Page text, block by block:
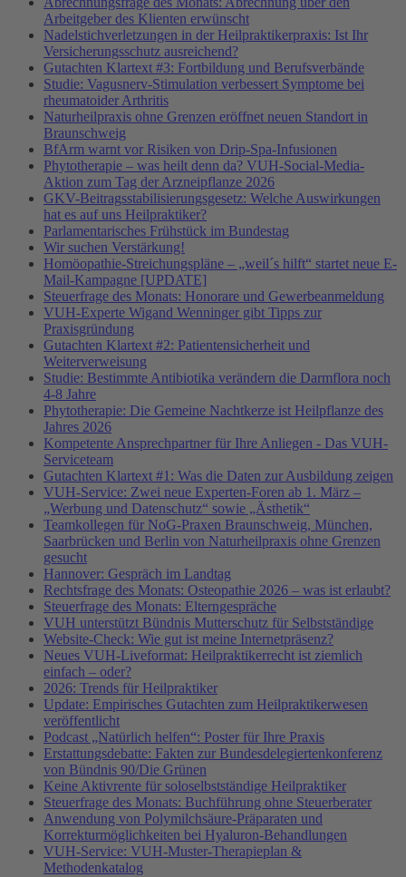
Arbeitgeber des Klienten erwünscht
Nadelstichverletzungen in der Heilpraktikerpraxis: Ist Ihr
Versicherungsschutz ausreichend?
Gutachten Klartext #3: Fortbildung und Berufsverbände
Studie: Vagusnerv-Stimulation verbessert Symptome bei
rheumatoider Arthritis
Naturheilpraxis ohne Grenzen eröffnet neuen Standort in
Braunschweig
BfArm warnt vor Risiken von Drip-Spa-Infusionen
Phytotherapie – was heilt denn da? VUH-Social-Media-
Aktion zum Tag der Arzneipflanze 2026
GKV-Beitragsstabilisierungsgesetz: Welche Auswirkungen
hat es auf uns Heilpraktiker?
Parlamentarisches Frühstück im Bundestag
Wir suchen Verstärkung!
Homöopathie-Streichungspläne – „weil´s hilft“ startet neue E-
Mail-Kampagne [UPDATE]
Steuerfrage des Monats: Honorare und Gewerbeanmeldung
VUH-Experte Wigand Wenninger gibt Tipps zur
Praxisgründung
Gutachten Klartext #2: Patientensicherheit und
Weiterverweisung
Studie: Bestimmte Antibiotika verändern die Darmflora noch
4-8 Jahre
Phytotherapie: Die Gemeine Nachtkerze ist Heilpflanze des
Jahres 2026
Kompetente Ansprechpartner für Ihre Anliegen - Das VUH-
Serviceteam
Gutachten Klartext #1: Was die Daten zur Ausbildung zeigen
VUH-Service: Zwei neue Experten-Foren ab 1. März –
„Werbung und Datenschutz“ sowie „Ästhetik“
Teamkollegen für NoG-Praxen Braunschweig, München,
Saarbrücken und Berlin von Naturheilpraxis ohne Grenzen
gesucht
Hannover: Gespräch im Landtag
Rechtsfrage des Monats: Osteopathie 2026 – was ist erlaubt?
Steuerfrage des Monats: Elterngespräche
VUH unterstützt Bündnis Mutterschutz für Selbstständige
Website-Check: Wie gut ist meine Internetpräsenz?
Neues VUH-Liveformat: Heilpraktikerrecht ist ziemlich
einfach – oder?
2026: Trends für Heilpraktiker
Update: Empirisches Gutachten zum Heilpraktikerwesen
veröffentlicht
Podcast „Natürlich helfen“: Poster für Ihre Praxis
Erstattungsdebatte: Fakten zur Bundesdelegiertenkonferenz
von Bündnis 90/Die Grünen
Keine Aktivrente für soloselbstständige Heilpraktiker
Steuerfrage des Monats: Buchführung ohne Steuerberater
Anwendung von Polymilchsäure-Präparaten und
Korrekturmöglichkeiten bei Hyaluron-Behandlungen
VUH-Service: VUH-Muster-Therapieplan &
Methodenkatalog